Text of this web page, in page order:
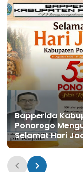
Bapperida
Ponorogo
Selamat Hari
Kabupaten
530, 11 Agustus
Agustus 2026